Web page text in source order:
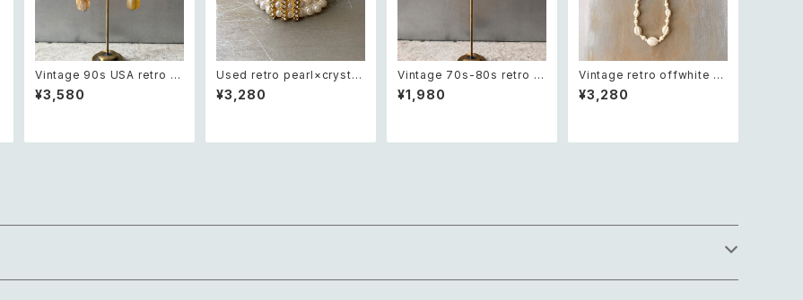
Vintage 90s USA retro n
atural stone agate swing
design pierce レトロ アメ
グ デザイン ピアス/イヤリング
¥3,580
Used retro pearl×crystal
bijou wide bracelet レト
ロ ユーズド アクセサリー クリ
¥3,280
Vintage 70s-80s retro ci
rcle design earrings レト
ロ ヴィンテージ アクセサリー
¥1,980
Vintage retro offwhite b
eads necklace レトロ ヴィ
ンテージ アクセサリー オフホ
¥3,280